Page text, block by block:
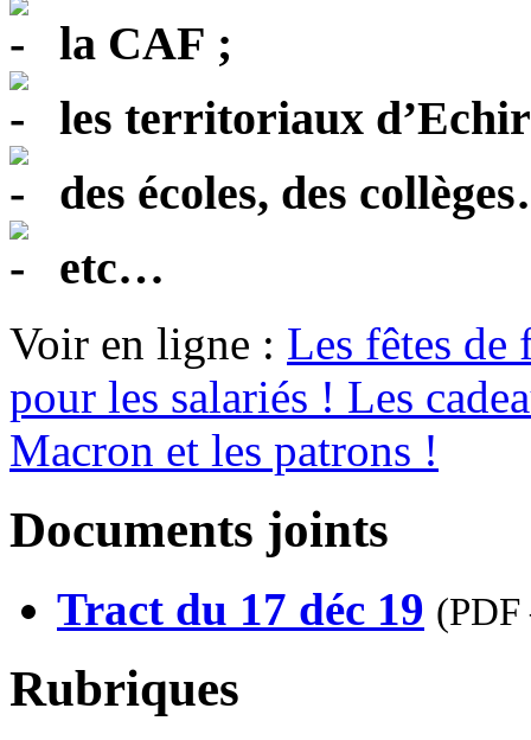
la CAF ;
les territoriaux
des écoles, des
etc…
Voir en ligne : Les fêtes de
pour les salariés ! Les
Macron et les patrons !
Documents joints
Tract du 17 déc 19 (
Rubriques